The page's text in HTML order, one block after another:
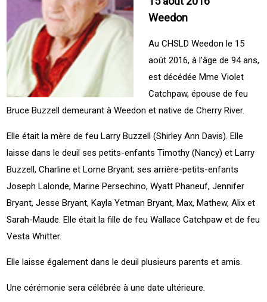
Weedon
Au CHSLD Weedon le 15
août 2016, à l’âge de 94 ans,
est décédée Mme Violet
Catchpaw, épouse de feu
Bruce Buzzell demeurant à Weedon et native de Cherry River.
Elle était la mère de feu Larry Buzzell (Shirley Ann Davis). Elle
laisse dans le deuil ses petits-enfants Timothy (Nancy) et Larry
Buzzell, Charline et Lorne Bryant; ses arrière-petits-enfants
Joseph Lalonde, Marine Persechino, Wyatt Phaneuf, Jennifer
Bryant, Jesse Bryant, Kayla Yetman Bryant, Max, Mathew, Alix et
Sarah-Maude. Elle était la fille de feu Wallace Catchpaw et de feu
Vesta Whitter.
Elle laisse également dans le deuil plusieurs parents et amis.
Une cérémonie sera célébrée à une date ultérieure.